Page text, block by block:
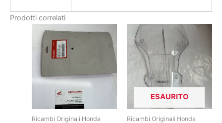
Prodotti correlati
Ricambi Originali Honda
ESAURITO
Ricambi Originali Honda